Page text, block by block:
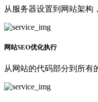
从服务器设置到网站架构
网站SEO优化执行
从网站的代码部分到所有